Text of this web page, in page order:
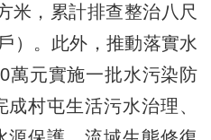
米，累計排查整治八尺
）。此外，推動落實水
萬元實施一批水污染防
村屯生活污水治理、